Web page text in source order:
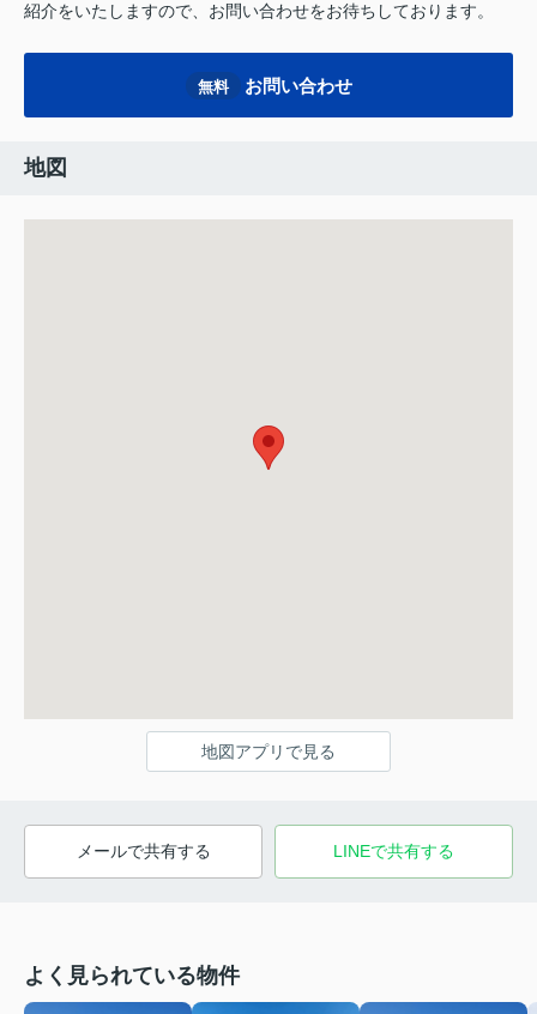
紹介をいたしますので、お問い合わせをお待ちしております。
無料 お問い合わせ
地図
地図アプリで見る
メールで共有する LINEで共有する
よく見られている物件